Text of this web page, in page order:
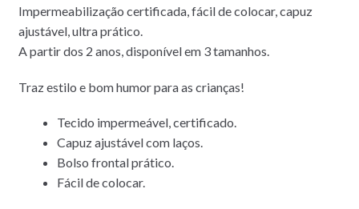
Impermeabilização certificada, fácil de colocar, capuz
ajustável, ultra prático.
A partir dos 2 anos, disponível em 3 tamanhos.
Traz estilo e bom humor para as crianças!
Tecido impermeável, certificado.
Capuz ajustável com laços.
Bolso frontal prático.
Fácil de colocar.